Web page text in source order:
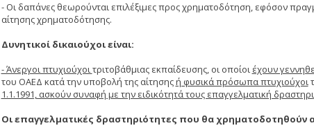
- Οι δαπάνες θεωρούνται επιλέξιμες προς χρηματοδότηση, εφόσον
αίτησης χρηματοδότησης.
Δυνητικοί δικαιούχοι είναι:
- Άνεργοι πτυχιούχοιτριτοβάθμιας εκπαίδευσης, οι οποίοι έχουν
του ΟΑΕΔ κατά την υποβολή της αίτησηςή φυσικά πρόσωπα πτυχιούχοι
1.1.1991, ασκούν συναφή με την ειδικότητά τους επαγγελματική
Οι επαγγελματικές δραστηριότητες που θα χρηματοδοτηθούν